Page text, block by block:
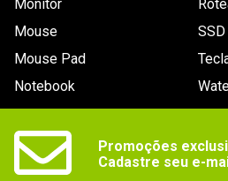
Monitor
Mouse
Mouse Pad
Notebook
SSD
Promoções
Cadastre seu e-